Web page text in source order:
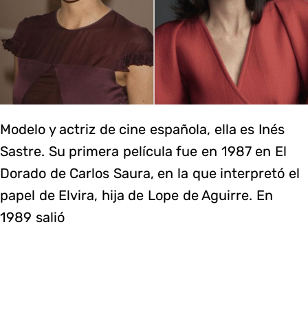
Modelo y actriz de cine española, ella es Inés
Sastre. Su primera película fue en 1987 en El
Dorado de Carlos Saura, en la que interpretó el
papel de Elvira, hija de Lope de Aguirre. En
1989 salió